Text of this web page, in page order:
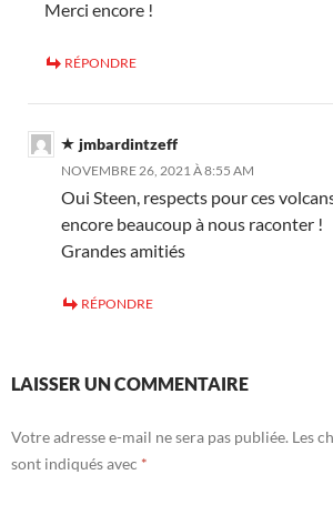
Merci encore !
RÉPONDRE
jmbardintzeff
NOVEMBRE 26, 2021 À 8:55 AM
Oui Steen, respects pour ces
encore beaucoup à nous raconter !
Grandes amitiés
RÉPONDRE
LAISSER UN COMMENTAIRE
Votre adresse e-mail ne sera pas publiée. Les
sont indiqués avec *